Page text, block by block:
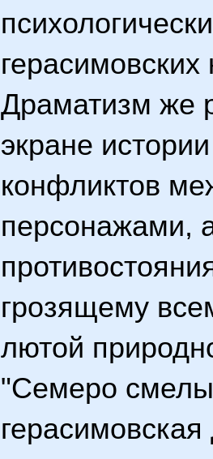
герасимовских
Драматизм же
экране
конфликтов
персонажами,
грозящему
лютой
"Семеро